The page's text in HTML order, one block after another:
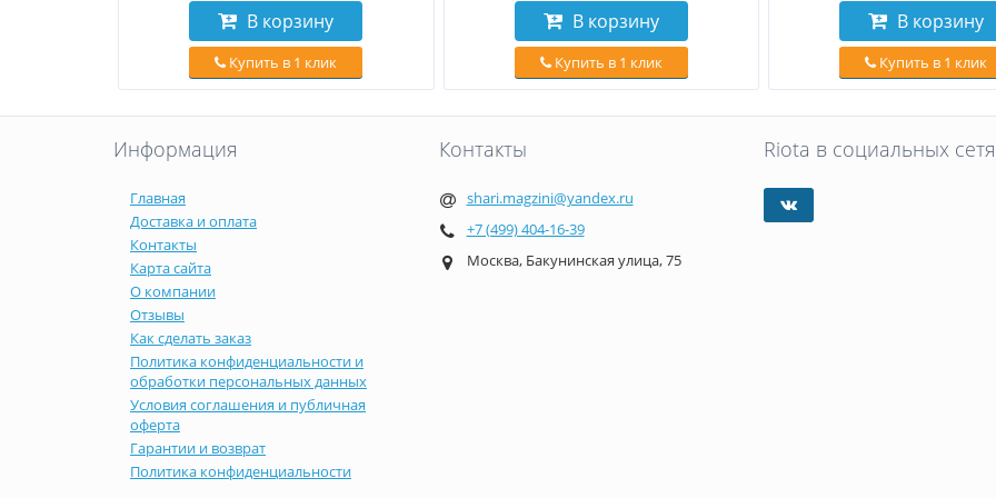
В корзину
Купить в 1 клик
В корзину
Купить в 1 клик
В корзину
Купить в 1 клик
Информация
Главная
Доставка и оплата
Контакты
Карта сайта
О компании
Отзывы
Как сделать заказ
Политика конфиденциальности и
обработки персональных данных
Условия соглашения и публичная
оферта
Гарантии и возврат
Политика конфиденциальности
Контакты
shari.magzini@yandex.ru
+7 (499) 404-16-39
Москва, Бакунинская улица, 75
Riota в социальных